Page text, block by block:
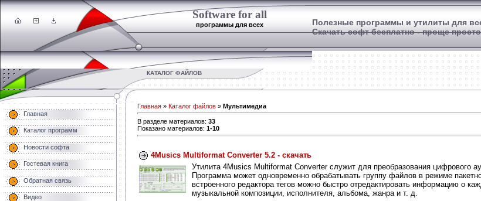
Software for all
программы для всех
Полезные программы и утилиты для
Скачать софт бесплатно - проще
КАТАЛОГ ФАЙЛОВ
Главная
Каталог программ
Новости софта
Гостевая книга
Обратная связь
Видео
Главная » Каталог файлов » Мультимедиа
В разделе материалов: 33
Показано материалов: 1-10
4Musics Multiformat Converter 5.2 - скачать
Утилита 4Musics Multiformat Converter служит для преобразования цифрового
Программа может одновременно обрабатывать группу файлов в режиме
встроенного редактора тегов можно быстро отредактировать информацию о
музыкальной композиции, исполнителя, альбома, жанра и т. д.